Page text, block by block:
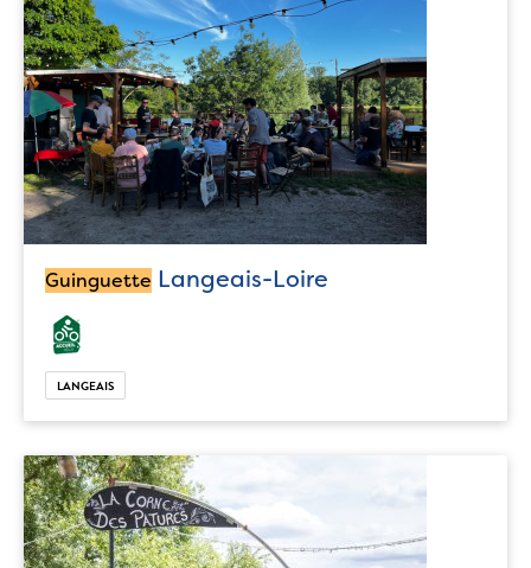
Guinguette Langeais-Loire
LANGEAIS